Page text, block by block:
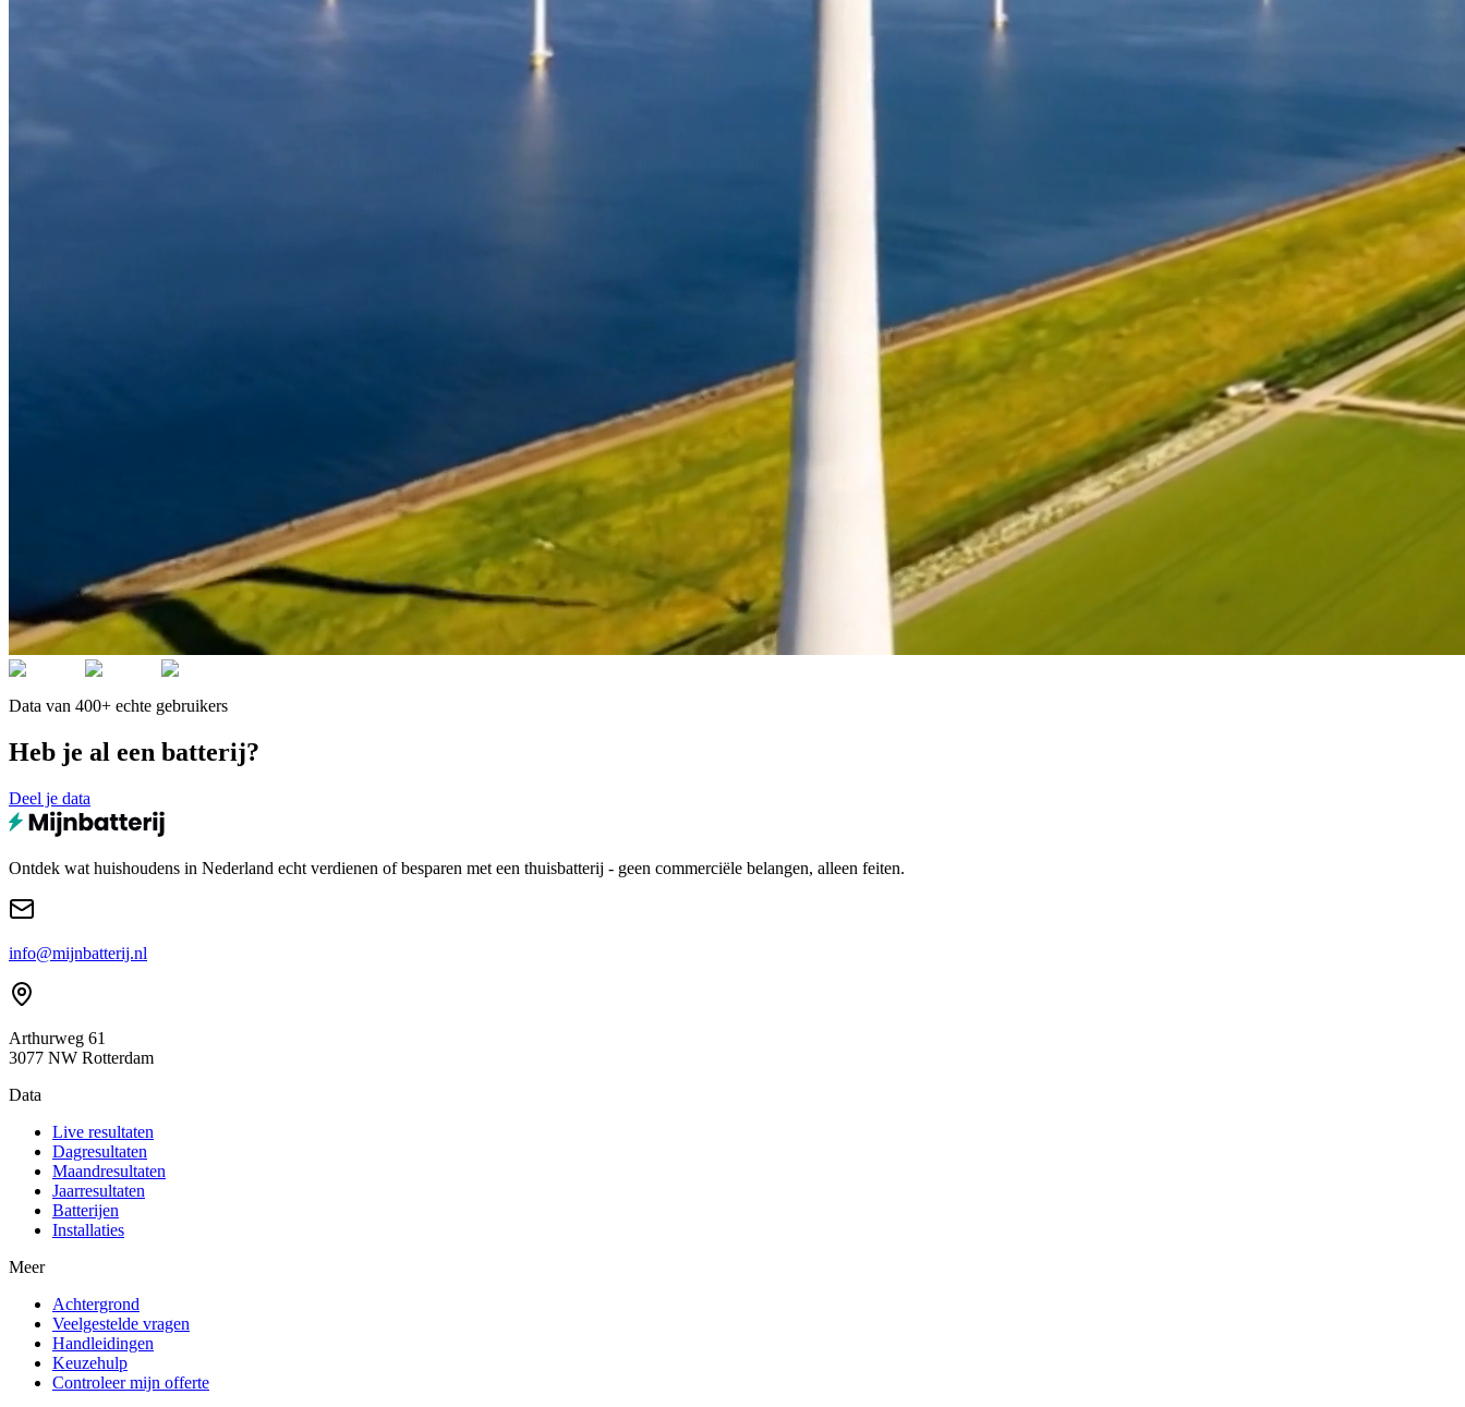
Data van 400+ echte gebruikers
Heb je al een batterij?
Deel je data
Ontdek wat huishoudens in Nederland echt verdienen of besparen met een thuisbatterij - geen commerciële belangen, alleen feiten.
info@mijnbatterij.nl
Arthurweg 61
3077 NW Rotterdam
Data
Live resultaten
Dagresultaten
Maandresultaten
Jaarresultaten
Batterijen
Installaties
Meer
Achtergrond
Veelgestelde vragen
Handleidingen
Keuzehulp
Controleer mijn offerte